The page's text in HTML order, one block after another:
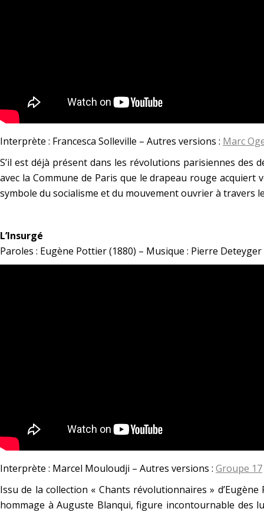
Interprète : Francesca Solleville – Autres versions : Marc
S’il est déjà présent dans les révolutions parisiennes des
avec la Commune de Paris que le drapeau rouge
symbole du socialisme et du mouvement ouvrier à travers
L’Insurgé
Paroles : Eugène Pottier (1880) – Musique : Pierre Deteyger
Interprète : Marcel Mouloudji – Autres versions : Groupe 17
Issu de la collection « Chants révolutionnaires »
hommage à Auguste Blanqui, figure incontournable des